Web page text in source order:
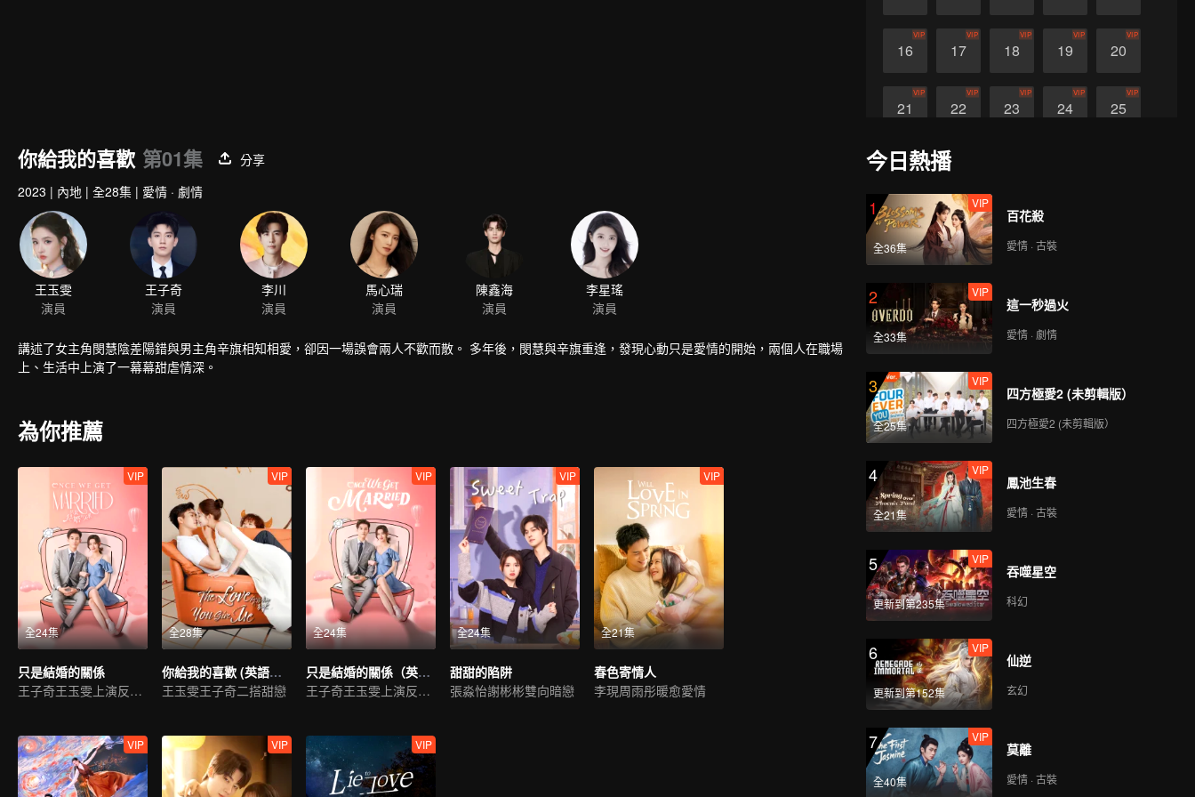
16
VIP
17
VIP
18
VIP
19
VIP
20
VIP
21
VIP
22
VIP
23
VIP
24
VIP
25
VIP
26
VIP
27
你給我的喜歡 第01集
分享
2023 | 內地 | 全28集 | 愛情 · 劇情
王玉雯
演員
講述了女主角閔慧陰差陽錯與男主角辛旗相知相愛，卻因一場誤會兩人不歡而散。 多年後，閔慧與辛旗重逢，發現心動只是愛情的開始，兩個人在職場
上、生活中上演了一幕幕甜虐情深。
為你推薦
全24集
VIP
只是結婚的關係
王子奇王玉雯上演反差萌戀愛
全28集
VIP
你給我的喜歡 (英語版）
王玉雯王子奇二搭甜戀
全24集
VIP
只是結婚的關係（英語版）
王子奇王玉雯上演反差萌戀愛
全24集
VIP
甜甜的陷阱
張淼怡謝彬彬雙向暗戀
全21集
VIP
春色寄情人
李現周雨彤暖愈愛情
VIP VIP VIP
今日熱播
1
全36集
VIP
百花殺
愛情 · 古裝
2
全33集
VIP
這一秒過火
愛情 · 劇情
3
全25集
VIP
四方極愛2 (未剪輯版）
四方極愛2 (未剪輯版）
4
全21集
VIP
鳳池生春
愛情 · 古裝
5
更新到第235集
VIP
吞噬星空
科幻
6
更新到第152集
VIP
仙逆
玄幻
7
全40集
VIP
莫離
愛情 · 古裝